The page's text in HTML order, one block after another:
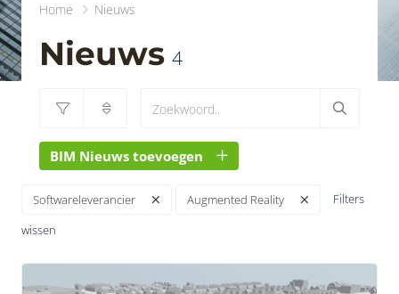
Home Nieuws
Nieuws 4
BIM Nieuws toevoegen
Softwareleverancier Augmented Reality
Filters
wissen